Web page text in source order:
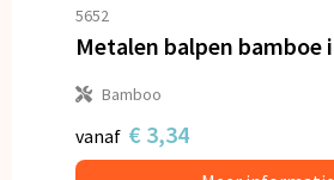
5652
Metalen balpen bamboe
Bamboo
vanaf € 3,34